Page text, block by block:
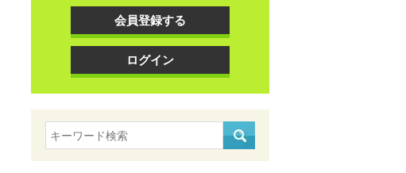
会員登録する
ログイン